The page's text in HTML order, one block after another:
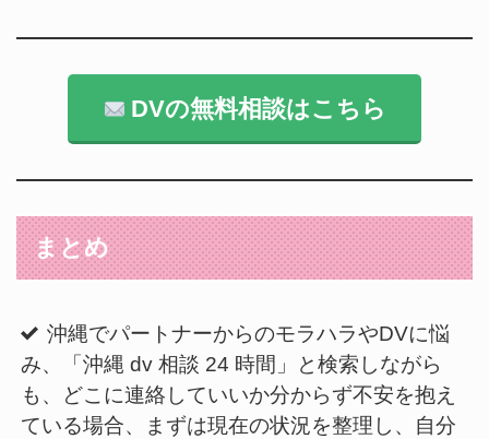
DVの無料相談はこちら
まとめ
沖縄でパートナーからのモラハラやDVに悩
み、「沖縄 dv 相談 24 時間」と検索しながら
も、どこに連絡していいか分からず不安を抱え
ている場合、まずは現在の状況を整理し、自分